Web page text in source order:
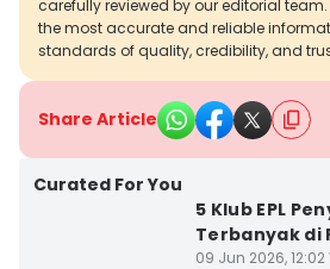
carefully reviewed by our editorial
the most accurate and reliable
standards of quality, credibility, and
Share Article
Curated For You
5 Klub EPL
Terbanyak di
09 Jun 2026, 12:02